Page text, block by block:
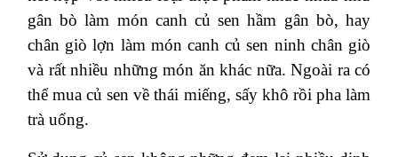
gân bò làm món canh củ sen hầm gân bò, hay
chân giò lợn làm món canh củ sen ninh chân giò
và rất nhiều những món ăn khác nữa. Ngoài ra có
thể mua củ sen về thái miếng, sấy khô rồi pha làm
trà uống.